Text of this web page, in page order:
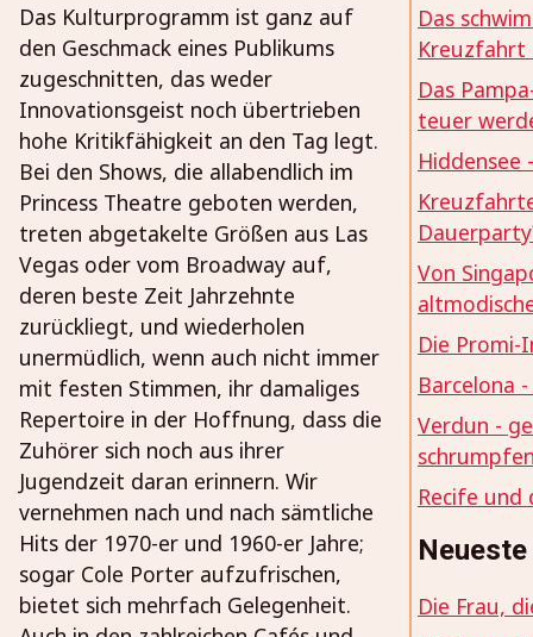
Das Kulturprogramm ist ganz auf
den Geschmack eines Publikums
zugeschnitten, das weder
Innovationsgeist noch übertrieben
hohe Kritikfähigkeit an den Tag legt.
Bei den Shows, die allabendlich im
Princess Theatre geboten werden,
treten abgetakelte Größen aus Las
Vegas oder vom Broadway auf,
deren beste Zeit Jahrzehnte
zurückliegt, und wiederholen
unermüdlich, wenn auch nicht immer
mit festen Stimmen, ihr damaliges
Repertoire in der Hoffnung, dass die
Zuhörer sich noch aus ihrer
Jugendzeit daran erinnern. Wir
vernehmen nach und nach sämtliche
Hits der 1970-er und 1960-er Jahre;
sogar Cole Porter aufzufrischen,
bietet sich mehrfach Gelegenheit.
Das
Kreuzfahrt
Das
teuer
Hiddensee
Von
Die Promi-
Barcelona
Verdun -
Recife und
Die Frau,